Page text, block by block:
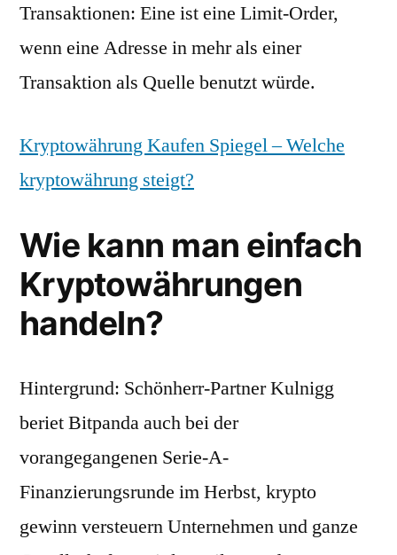
Transaktionen: Eine ist eine Limit-Order,
wenn eine Adresse in mehr als einer
Transaktion als Quelle benutzt würde.
Kryptowährung Kaufen Spiegel – Welche
kryptowährung steigt?
Wie kann man einfach
Kryptowährungen
handeln?
Hintergrund: Schönherr-Partner Kulnigg
beriet Bitpanda auch bei der
vorangegangenen Serie-A-
Finanzierungsrunde im Herbst, krypto
gewinn versteuern Unternehmen und ganze